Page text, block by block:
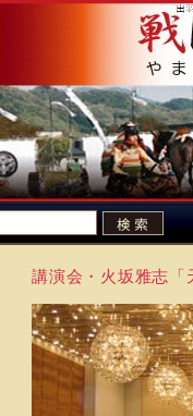
講演会・火坂雅志「